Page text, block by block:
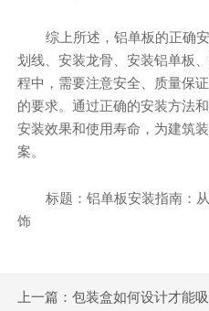
综上所述，铝单板的正确
划线、安装龙骨、安装铝单板
程中，需要注意安全、质量保
的要求。通过正确的安装方法
安装效果和使用寿命，为建筑
案。
标题：铝单板安装指南：
饰
上一篇：包装盒如何设计才能